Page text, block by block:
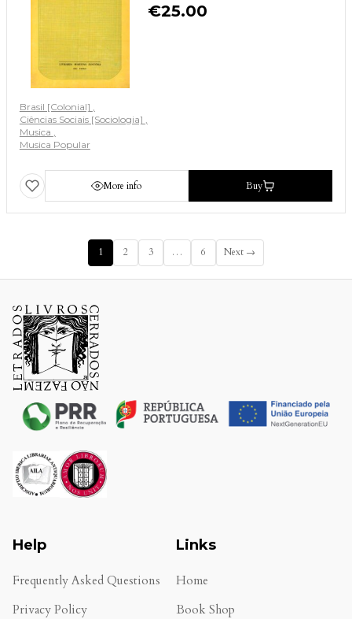
€25.00
Brasil [Colonial]
Ciências Sociais [Sociologia]
Musica
Musica Popular
More info Buy
1 2 3 … 6 Next →
Help
Frequently Asked Questions
Privacy Policy
Links
Home
Book Shop